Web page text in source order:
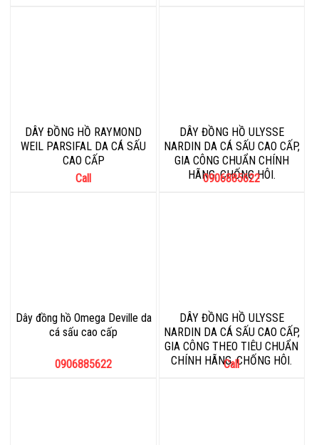
DÂY ĐỒNG HỒ RAYMOND
WEIL PARSIFAL DA CÁ SẤU
CAO CẤP
Call
DÂY ĐỒNG HỒ ULYSSE
NARDIN DA CÁ SẤU CAO CẤP,
GIA CÔNG CHUẨN CHÍNH
HÃNG, CHỐNG HÔI.
0906885622
Dây đồng hồ Omega Deville da
cá sấu cao cấp
0906885622
DÂY ĐỒNG HỒ ULYSSE
NARDIN DA CÁ SẤU CAO CẤP,
GIA CÔNG THEO TIÊU CHUẨN
CHÍNH HÃNG, CHỐNG HÔI.
Call